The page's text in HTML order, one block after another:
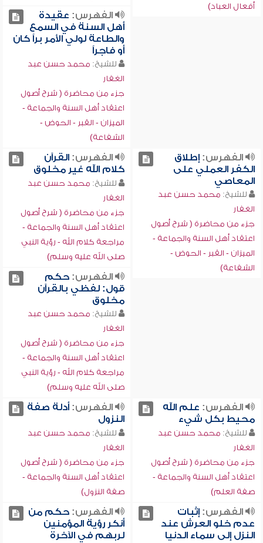
أفعال العباد)
الفهرس: عقيدة
أهل السنة في السمع
والطاعة لولي الأمر براً كان
أو فاجراً
للشيخ: محمد حسن عبد
الغفار
جزء من محاضرة ( شرح أصول
اعتقاد أهل السنة والجماعة -
الميزان - القبر - الحوض -
الشفاعة)
الفهرس:إطلاق
الكفر العملي على
المعاصي
للشيخ: محمد حسن عبد
الغفار
جزء من محاضرة ( شرح أصول
اعتقاد أهل السنة والجماعة -
الميزان - القبر - الحوض -
الشفاعة)
الفهرس:القرآن
كلام الله غير مخلوق
للشيخ: محمد حسن عبد
الغفار
جزء من محاضرة ( شرح أصول
اعتقاد أهل السنة والجماعة -
مراجعة كلام الله - رؤية النبي
صلى الله عليه وسلم)
الفهرس:حكم
قول: لفظي بالقرآن
مخلوق
للشيخ: محمد حسن عبد
الغفار
جزء من محاضرة ( شرح أصول
اعتقاد أهل السنة والجماعة -
مراجعة كلام الله - رؤية النبي
صلى الله عليه وسلم)
الفهرس: علم الله
محيط بكل شيء
للشيخ: محمد حسن عبد
الغفار
جزء من محاضرة ( شرح أصول
اعتقاد أهل السنة والجماعة -
صفة العلم)
الفهرس:أدلة صفة
النزول
للشيخ: محمد حسن عبد
الغفار
جزء من محاضرة ( شرح أصول
اعتقاد أهل السنة والجماعة -
صفة النزول)
الفهرس:إثبات
عدم خلو العرش عند
النزل إلى سماء الدنيا
الفهرس:حكم من
أنكر رؤية المؤمنين
لربهم في الآخرة